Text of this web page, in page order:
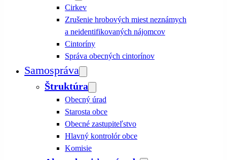
Cirkev
Zrušenie hrobových miest neznámych
a neidentifikovaných nájomcov
Cintoríny
Správa obecných cintorínov
Samospráva
Štruktúra
Obecný úrad
Starosta obce
Obecné zastupiteľstvo
Hlavný kontrolór obce
Komisie